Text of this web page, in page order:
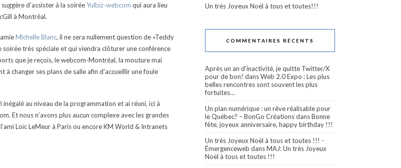
d’assister à la soiréeYulbiz-webcom qui aura lieu
à Montréal.
Michelle Blanc, il ne sera nullement question de «Teddy
soirée très spéciale et qui viendra clôturer une conférence
que je reçois, le webcom-Montréal, la mouture mai
changer ses plans de salle afin d’accueillir une foule
au niveau de la programmation et ai réuni, ici à
Et nous n’avons plus aucun complexe avec les grandes
Loïc LeMeur à Paris ou encore KM World & Intranets
Un très Joyeux Noël à tous et toutes!!!
COMMENTAIRES RÉCENTS
Après un an d'inactivité, je quitte Twitter/X
pour de bon! dansWeb 2.0 Expo : Les plus
belles rencontres sont souvent les plus
fortuites…
Un plan numérique : un rêve réalisable pour
le Québec? – BonGo CréationsdansBonne
fête, joyeux anniversaire, happy birthday !!!
Un très Joyeux Noël à tous et toutes !!! -
Émergenceweb dansMAJ: Un très Joyeux
Noël à tous et toutes !!!